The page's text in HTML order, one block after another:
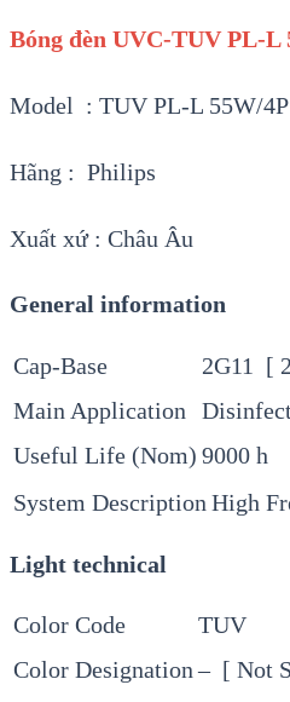
Bóng đèn UVC-TUV PL-L
Model : TUV PL-L 55W/
Hãng : Philips
Xuất xứ : Châu Âu
General information
Cap-Base
2G11 [
Main Application
Useful Life (Nom) 9000 h
System Description High
Light technical
Color Code
TUV
Color Designation – [ Not